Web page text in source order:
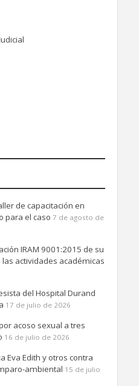
de capacitación en
para el caso 7 de agosto de
IRAM 9001:2015 de su
actividades académicas
del Hospital Durand
17 de julio de 2026
acoso sexual a tres
16 de julio de 2026
Eva Edith y otros contra
ambiental 15 de julio